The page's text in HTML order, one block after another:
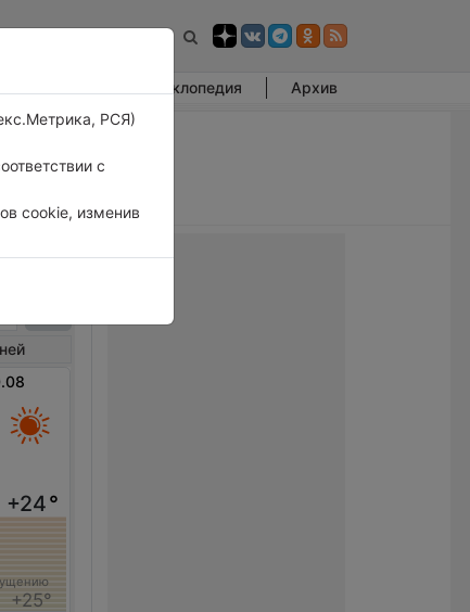
Энциклопедия Архив
+24°
+25°
РСЯ)
с
cookie, изменив